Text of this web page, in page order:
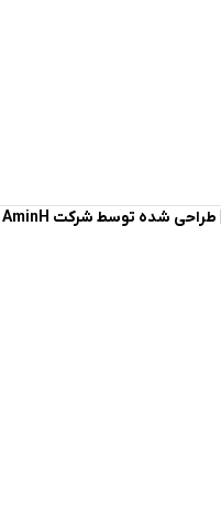
طراحی شده توسط شرکت AminH